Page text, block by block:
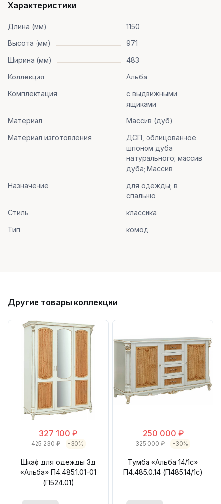
Характеристики
Длина (мм)
1150
Высота (мм)
971
Ширина (мм)
483
Коллекция
Альба
Комплектация
с выдвижными
ящиками
Материал
Массив (дуб)
Материал изготовления
ДСП, облицованное
шпоном дуба
натурального; массив
дуба; Массив
Назначение
для одежды; в
спальню
Стиль
классика
Тип
комод
Другие товары коллекции
327 100 ₽
425 230 ₽ -30%
Шкаф для одежды 3д
«Альба» П4.485.1.01-01
(П524.01)
250 000 ₽
325 000 ₽ -30%
Тумба «Альба 14/1с»
П4.485.0.14 (П485.14/1с)